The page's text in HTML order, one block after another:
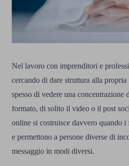
Nel lavoro con imprenditori e
cercando di dare struttura alla propria
spesso di vedere una concentrazione
formato, di solito il video o il post
online si costruisce davvero quando
e permettono a persone diverse di
messaggio in modi diversi.